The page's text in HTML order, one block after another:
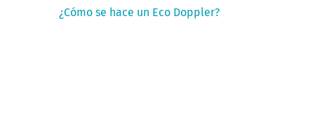
¿Cómo se hace un Eco Doppler?